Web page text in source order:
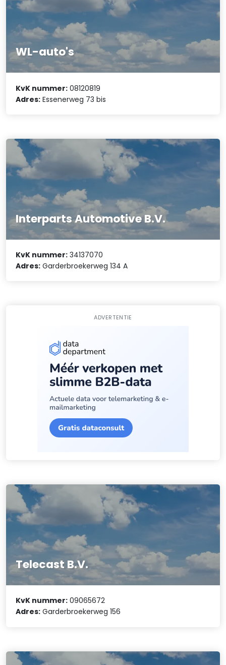
WL-auto's
KvK nummer: 08120819
Adres: Essenerweg 73 bis
Interparts Automotive B.V.
KvK nummer: 34137070
Adres: Garderbroekerweg 134 A
ADVERTENTIE
Telecast B.V.
KvK nummer: 09065672
Adres: Garderbroekerweg 156